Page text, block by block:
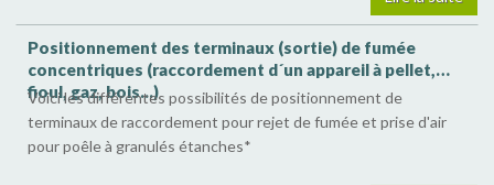
Positionnement des terminaux (sortie) de fumée
concentriques (raccordement d´un appareil à pellet,
fioul, gaz, bois...)
Voici les différentes possibilités de positionnement de
terminaux de raccordement pour rejet de fumée et prise d'air
pour poêle à granulés étanches*